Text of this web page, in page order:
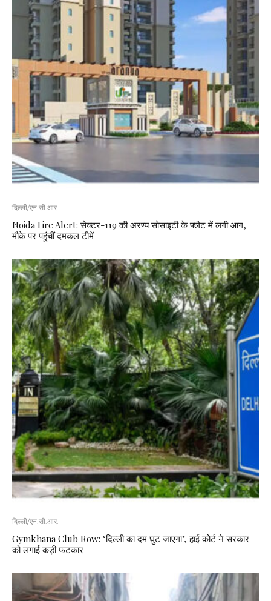
दिल्ली/एन.सी.आर.
Noida Fire Alert: सेक्टर-119 की अरण्य सोसाइटी के फ्लैट में लगी आग,
मौके पर पहुंचीं दमकल टीमें
दिल्ली/एन.सी.आर.
Gymkhana Club Row: ‘दिल्ली का दम घुट जाएगा’, हाई कोर्ट ने सरकार
को लगाई कड़ी फटकार